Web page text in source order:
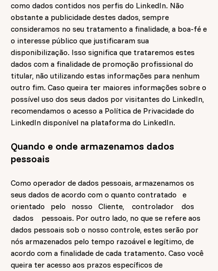
como dados contidos nos perfis do LinkedIn. Não
obstante a publicidade destes dados, sempre
consideramos no seu tratamento a finalidade, a boa-fé e
o interesse público que justificaram sua
disponibilização. Isso significa que trataremos estes
dados com a finalidade de promoção profissional do
titular, não utilizando estas informações para nenhum
outro fim. Caso queira ter maiores informações sobre o
possível uso dos seus dados por visitantes do LinkedIn,
recomendamos o acesso a Política de Privacidade do
LinkedIn disponível na plataforma do LinkedIn.
Quando e onde armazenamos dados
pessoais
Como operador de dados pessoais, armazenamos os
seus dados de acordo com o quanto contratado e
orientado pelo nosso Cliente, controlador dos
dados pessoais. Por outro lado, no que se refere aos
dados pessoais sob o nosso controle, estes serão por
nós armazenados pelo tempo razoável e legítimo, de
acordo com a finalidade de cada tratamento. Caso você
queira ter acesso aos prazos específicos de